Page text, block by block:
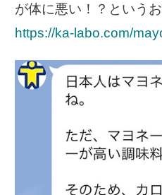
が体に悪い！？という
https://ka-labo.com/